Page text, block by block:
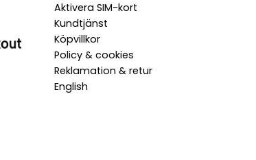
Aktivera SIM-kort
Kundtjänst
Köpvillkor
Policy & cookies
Reklamation & retur
English